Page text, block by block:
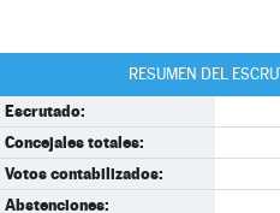
RESUMEN DEL
Escrutado:
Concejales totales:
Votos contabilizados:
Abstenciones: